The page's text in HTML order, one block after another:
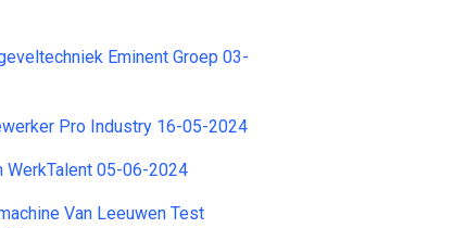
Eminent Groep 03-
Pro Industry 16-05-2024
WerkTalent 05-06-2024
Van Leeuwen Test